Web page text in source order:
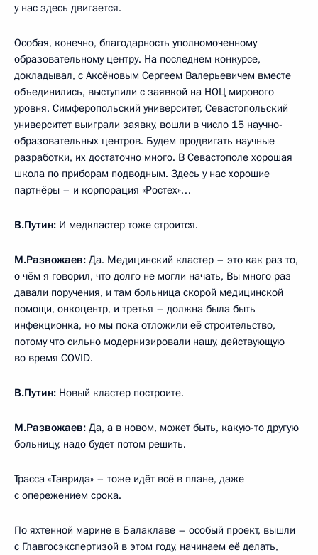
у нас здесь двигается.
Особая, конечно, благодарность уполномоченному
образовательному центру. На последнем конкурсе,
докладывал, с Аксёновым Сергеем Валерьевичем вместе
объединились, выступили с заявкой на НОЦ мирового
уровня. Симферопольский университет, Севастопольский
университет выиграли заявку, вошли в число 15 научно-
образовательных центров. Будем продвигать научные
разработки, их достаточно много. В Севастополе хорошая
школа по приборам подводным. Здесь у нас хорошие
партнёры – и корпорация «Ростех»…
В.Путин: И медкластер тоже строится.
М.Развожаев: Да. Медицинский кластер – это как раз то,
о чём я говорил, что долго не могли начать, Вы много раз
давали поручения, и там больница скорой медицинской
помощи, онкоцентр, и третья – должна была быть
инфекционка, но мы пока отложили её строительство,
потому что сильно модернизировали нашу, действующую
во время COVID.
В.Путин: Новый кластер построите.
М.Развожаев: Да, а в новом, может быть, какую-то другую
больницу, надо будет потом решить.
Трасса «Таврида» – тоже идёт всё в плане, даже
с опережением срока.
По яхтенной марине в Балаклаве – особый проект, вышли
с Главгосэкспертизой в этом году, начинаем её делать,